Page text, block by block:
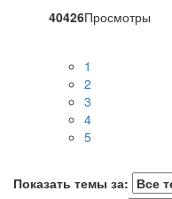
40426Просмотры
1
2
3
4
5
Показать темы за: